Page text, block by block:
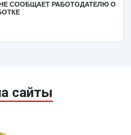
СООБЩАЕТ РАБОТОДАТЕЛЮ О
сайты